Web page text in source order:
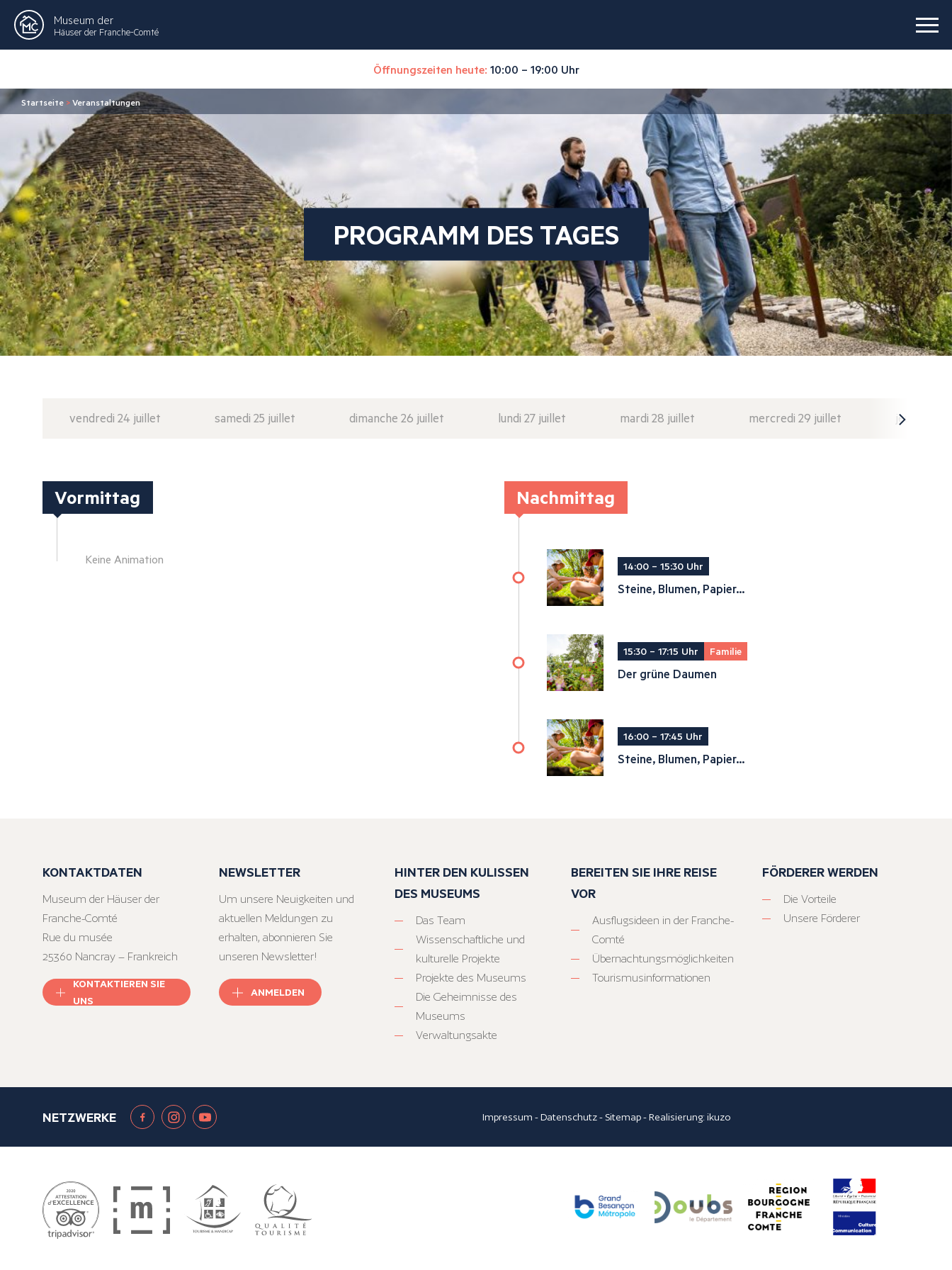
Museum der
Häuser der Franche-Comté
Öffnungszeiten heute: 10:00 – 19:00 Uhr
Startseite >Veranstaltungen
PROGRAMM DES TAGES
vendredi 24 juillet samedi 25 juillet dimanche 26 juillet lundi 27 juillet mardi 28 juillet mercredi 29 juillet jeudi 30
Vormittag
Keine Animation
Nachmittag
14:00 – 15:30 Uhr
Steine, Blumen, Papier...
15:30 – 17:15 Uhr Familie
Der grüne Daumen
16:00 – 17:45 Uhr
Steine, Blumen, Papier...
KONTAKTDATEN
Museum der Häuser der
Franche-Comté
Rue du musée
25360 Nancray – Frankreich
KONTAKTIEREN SIE
UNS
NEWSLETTER
Um unsere Neuigkeiten und
aktuellen Meldungen zu
erhalten, abonnieren Sie
unseren Newsletter!
ANMELDEN
HINTER DEN KULISSEN
DES MUSEUMS
Das Team
Wissenschaftliche und
kulturelle Projekte
Projekte des Museums
Die Geheimnisse des
Museums
Verwaltungsakte
BEREITEN SIE IHRE REISE
VOR
Ausflugsideen in der Franche-
Comté
Übernachtungsmöglichkeiten
Tourismusinformationen
FÖRDERER WERDEN
Die Vorteile
Unsere Förderer
NETZWERKE Impressum -Datenschutz- Sitemap- Realisierung:ikuzo